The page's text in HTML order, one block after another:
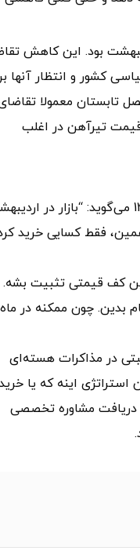
بود. این کاهش
کشور و انتظار آنها
تابستان معمولا
قیمت تیرآهن در اغلب
محسن صحرانورد کارشناس فروش تیرآهن در شرکت فولادسل درباره وضعیت بازار در اردیبهشت 1404 می‌گوید:
فقط کسایی خرید
کف قیمتی تثبیت بشه.
بدین. چون ممکنه در ماه
در مذاکرات هسته‌ای
استراتژی اینه که یا
دریافت مشاوره تخصصی